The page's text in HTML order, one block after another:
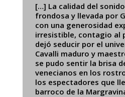
[…] La calidad del
frondosa y llevada por
con una generosidad
irresistible, contagio al
dejó seducir por el
Cavalli maduro y
se pudo sentir la brisa
venecianos en los
los espectadores que
barroco de la